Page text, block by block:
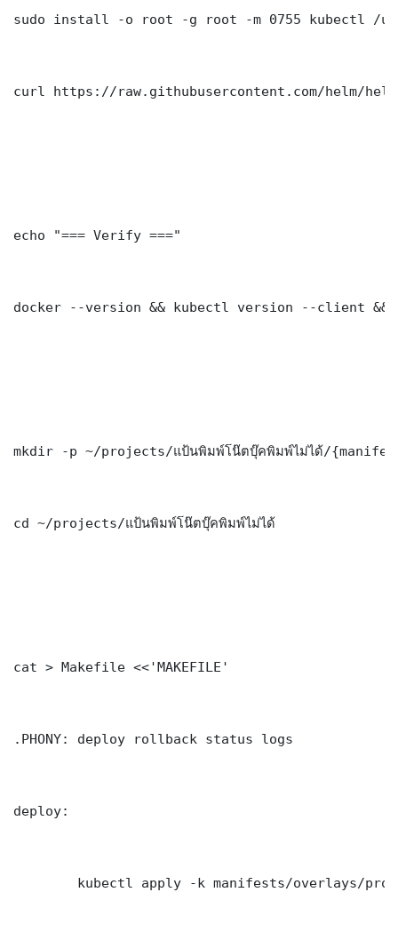
sudo install -o root -g root -m 0755 kubectl /
curl https://raw.githubusercontent.com/helm/
echo "=== Verify ==="
docker --version && kubectl version --client &&
mkdir -p ~/projects/แป้นพิมพ์โน๊ตบุ๊คพิมพ์ไม่ได้/
cd ~/projects/แป้นพิมพ์โน๊ตบุ๊คพิมพ์ไม่ได้
cat > Makefile <<'MAKEFILE'
.PHONY: deploy rollback status logs
deploy: